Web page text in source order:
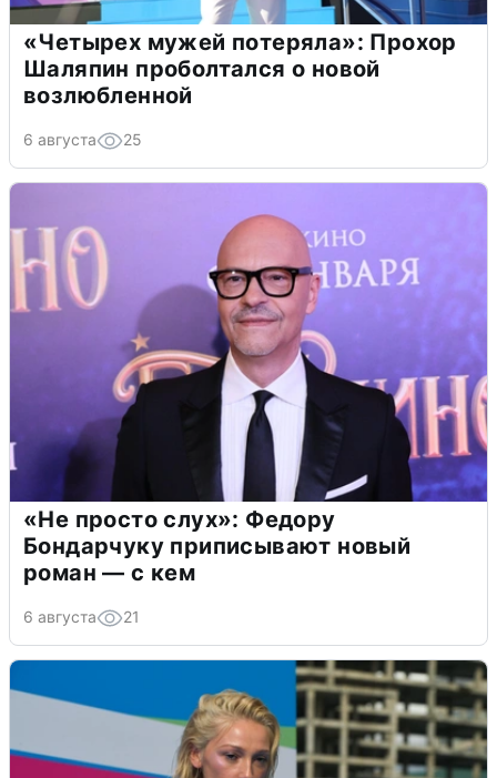
«Четырех мужей потеряла»: Прохор
Шаляпин проболтался о новой
возлюбленной
6 августа 25
«Не просто слух»: Федору
Бондарчуку приписывают новый
роман — с кем
6 августа 21